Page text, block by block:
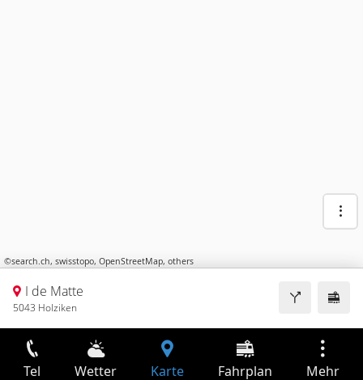
©search.ch, swisstopo, OpenStreetMap, others
I de Matte
5043 Holziken
Tel Wetter Karte Fahrplan Mehr